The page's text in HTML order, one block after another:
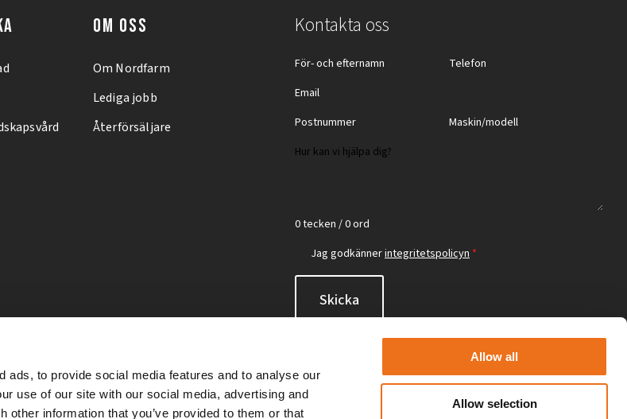
ads, to provide social media features and to analyse our
use of our site with our social media, advertising and
information that you’ve provided to them or that
Allow all
Allow selection
OM OSS
Om Nordfarm
Lediga jobb
Återförsäljare
Kontakta oss
0 tecken / 0 ord
Jag godkännerintegritetspolicyn *
Skicka